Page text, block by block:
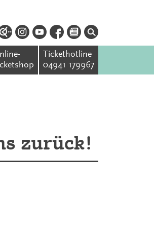
Tickethotline
04941 179967
zurück!